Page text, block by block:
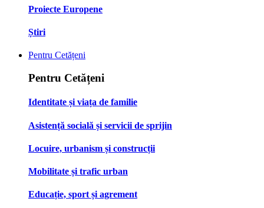
Proiecte Europene
Știri
Pentru Cetățeni
Pentru Cetățeni
Identitate și viața de familie
Asistență socială și servicii de sprijin
Locuire, urbanism și construcții
Mobilitate și trafic urban
Educație, sport și agrement